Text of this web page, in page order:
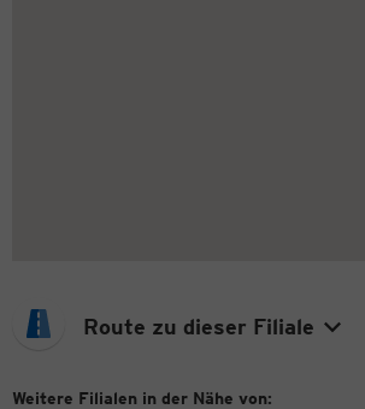
Route zu dieser Filiale
Weitere Filialen in der Nähe von: